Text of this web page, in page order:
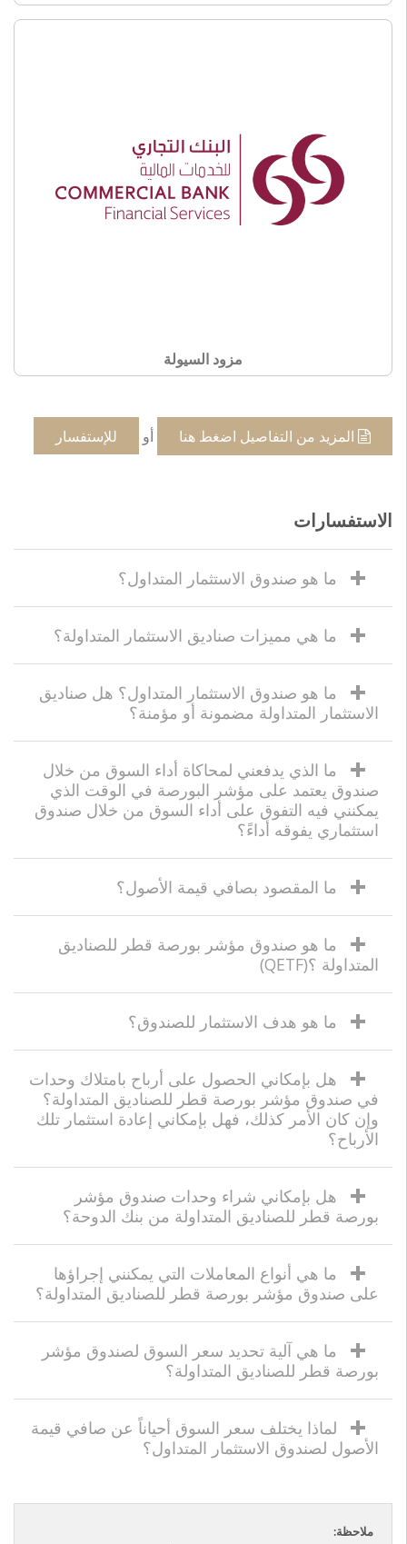
مزود السيولة
المزيد من التفاصيل اضغط هنا أو للإستفسار
الاستفسارات
ما هو صندوق الاستثمار المتداول؟
ما هي مميزات صناديق الاستثمار المتداولة؟
ما هو صندوق الاستثمار المتداول؟ هل صناديق
الاستثمار المتداولة مضمونة أو مؤمنة؟
ما الذي يدفعني لمحاكاة أداء السوق من خلال
صندوق يعتمد على مؤشر البورصة في الوقت الذي
يمكنني فيه التفوق على أداء السوق من خلال صندوق
استثماري يفوقه أداءً؟
ما المقصود بصافي قيمة الأصول؟
ما هو صندوق مؤشر بورصة قطر للصناديق
المتداولة ؟(QETF)
ما هو هدف الاستثمار للصندوق؟
هل بإمكاني الحصول على أرباح بامتلاك وحدات
في صندوق مؤشر بورصة قطر للصناديق المتداولة؟
وإن كان الأمر كذلك، فهل بإمكاني إعادة استثمار تلك
الأرباح؟
هل بإمكاني شراء وحدات صندوق مؤشر
بورصة قطر للصناديق المتداولة من بنك الدوحة؟
ما هي أنواع المعاملات التي يمكنني إجراؤها
على صندوق مؤشر بورصة قطر للصناديق المتداولة؟
ما هي آلية تحديد سعر السوق لصندوق مؤشر
بورصة قطر للصناديق المتداولة؟
لماذا يختلف سعر السوق أحياناً عن صافي قيمة
الأصول لصندوق الاستثمار المتداول؟
ملاحظة: